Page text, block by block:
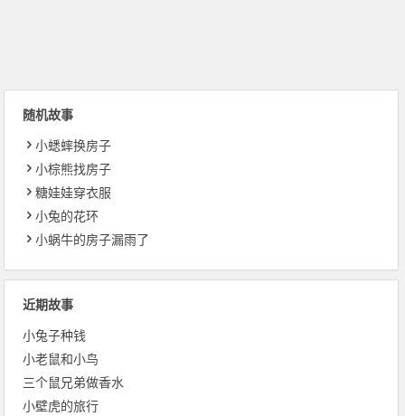
随机故事
小蟋蟀换房子
小棕熊找房子
糖娃娃穿衣服
小兔的花环
小蜗牛的房子漏雨了
近期故事
小兔子种钱
小老鼠和小鸟
三个鼠兄弟做香水
小壁虎的旅行